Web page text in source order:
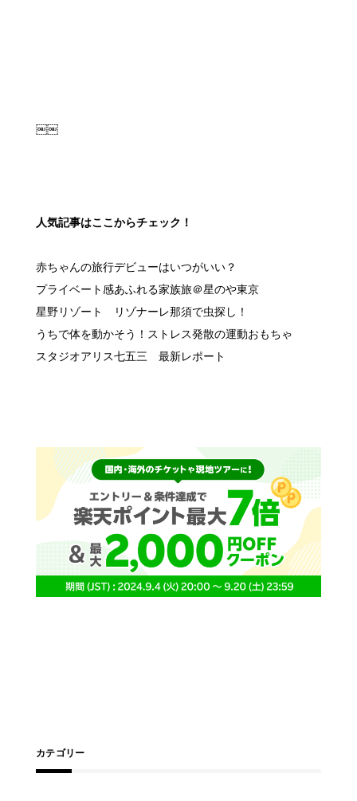
赤ちゃんの旅行デビューはいつがいい？
プライベート感あふれる家族旅＠星のや東京
星野リゾート リゾナーレ那須で虫探し！
うちで体を動かそう！ストレス発散の運動おもちゃ